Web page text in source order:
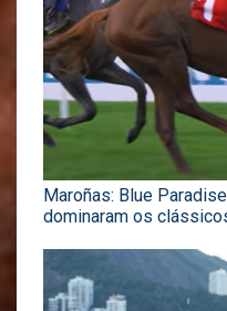
Maroñas: Blue
dominaram os